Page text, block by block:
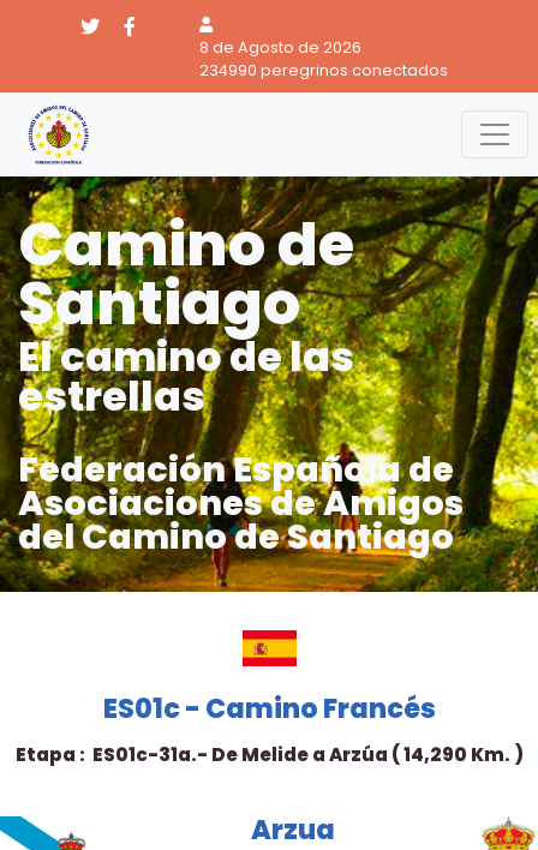
8 de Agosto de 2026
234990 peregrinos conectados
Camino de
Santiago
El camino de las
estrellas
Federación Española de
Asociaciones de Amigos
del Camino de Santiago
ES01c - Camino Francés
Etapa : ES01c-31a.- De Melide a Arzúa ( 14,290 Km. )
Arzua